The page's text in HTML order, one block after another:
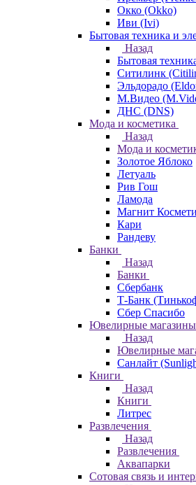
Окко (Okko)
Иви (Ivi)
Бытовая техника и
Назад
Бытовая
Ситилинк
Эльдорадо
М.Видео
ДНС (DNS)
Мода и косметика
Назад
Мода и
Золотое Яблоко
Летуаль
Рив Гош
Ламода
Магнит
Кари
Рандеву
Банки
Назад
Банки
Сбербанк
Т-Банк
Сбер Спасибо
Ювелирные магазины
Назад
Ювелирные
Санлайт
Книги
Назад
Книги
Литрес
Развлечения
Назад
Развлечения
Аквапарки
Сотовая связь и